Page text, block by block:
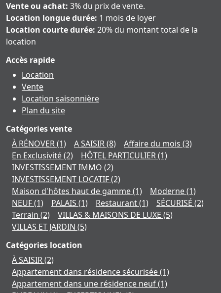
Vente ou achat: 3% du prix de vente.
Location longue durée: 1 mois de loyer
Location courte durée: 20% du montant total de la
location
Accès rapide
Location
Vente
Location saisonnière
Plan du site
Catégories vente
À RÉNOVER(1) A SAISIR(8) Affaire du mois (3)
En Exclusivité(2) HÔTEL PARTICULIER(1)
INVESTISSEMENT IMMO (2)
INVESTISSEMENT LOCATIF(2)
Maison d'hôtes haut de gamme(1) Moderne(1)
NEUF(1) PALAIS (1) Restaurant(1) SÉCURISÉ (2)
Terrain (2) VILLAS & MAISONS DE LUXE (5)
VILLAS ET JARDIN (5)
Catégories location
À SAISIR(2)
Appartement dans résidence sécurisée(1)
Appartement dans une résidence neuf(1)